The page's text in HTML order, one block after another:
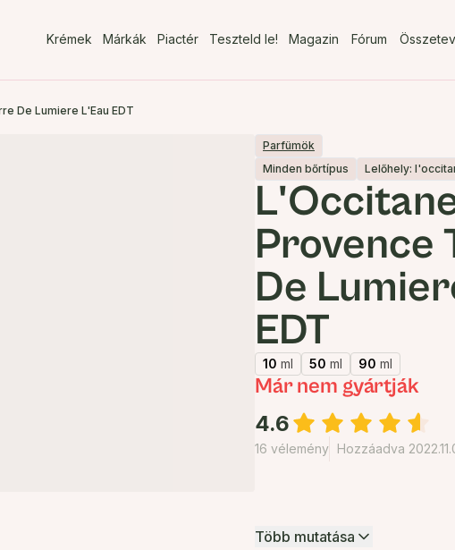
Krémek Márkák Piactér Teszteld le! Magazin Fórum
De Lumiere L'Eau EDT
Parfümök
Minden bőrtípus
Lelőhely:
Provence
De
EDT
10 ml 50 ml 90 ml
Már nem gyártják
4.6
16 vélemény Hozzáadva
Több mutatása